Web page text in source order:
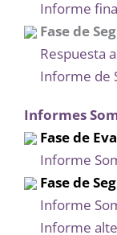
Informe
Fase de
Respuesta
Informe de
Informes
Fase de
Informe
Fase de
Informe
Informe